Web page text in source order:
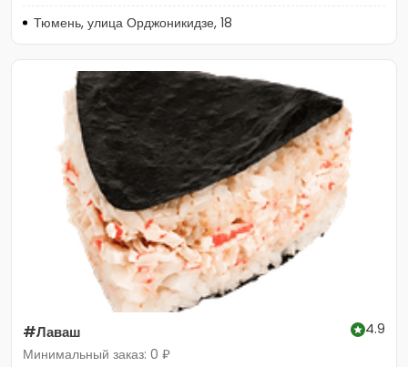
Тюмень, улица Орджоникидзе, 18
#Лаваш
4.9
Минимальный заказ: 0 ₽